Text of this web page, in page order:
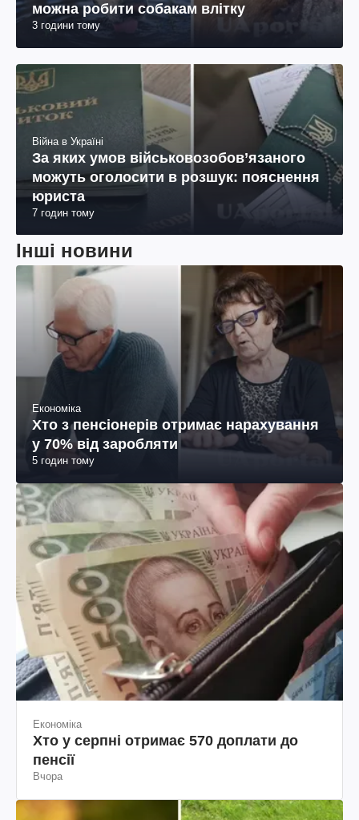
можна робити собакам влітку
3 години тому
Війна в Україні
За яких умов військовозобов’язаного
можуть оголосити в розшук: пояснення
юриста
7 годин тому
Інші новини
Економіка
Хто з пенсіонерів отримає нарахування
у 70% від заробляти
5 годин тому
Економіка
Хто у серпні отримає 570 доплати до
пенсії
Вчора